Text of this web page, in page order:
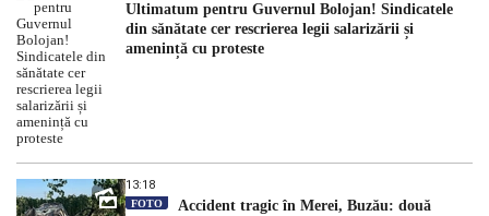
Ultimatum pentru Guvernul Bolojan! Sindicatele
din sănătate cer rescrierea legii salarizării și
amenință cu proteste
13:18
FOTO
Accident tragic în Merei, Buzău: două